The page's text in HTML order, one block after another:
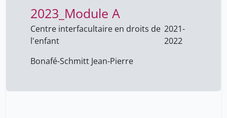
Fisher Fumeaux Céline
GAILLET-MINKOV Nadia 2
Garcia-Villarrubia Muñoz
Alberto
Ha-Vinh Leuchter Russia 17
2023_Module A
Centre interfacultaire en droits de
l'enfant
2021-
2022
Bonafé-Schmitt Jean-Pierre